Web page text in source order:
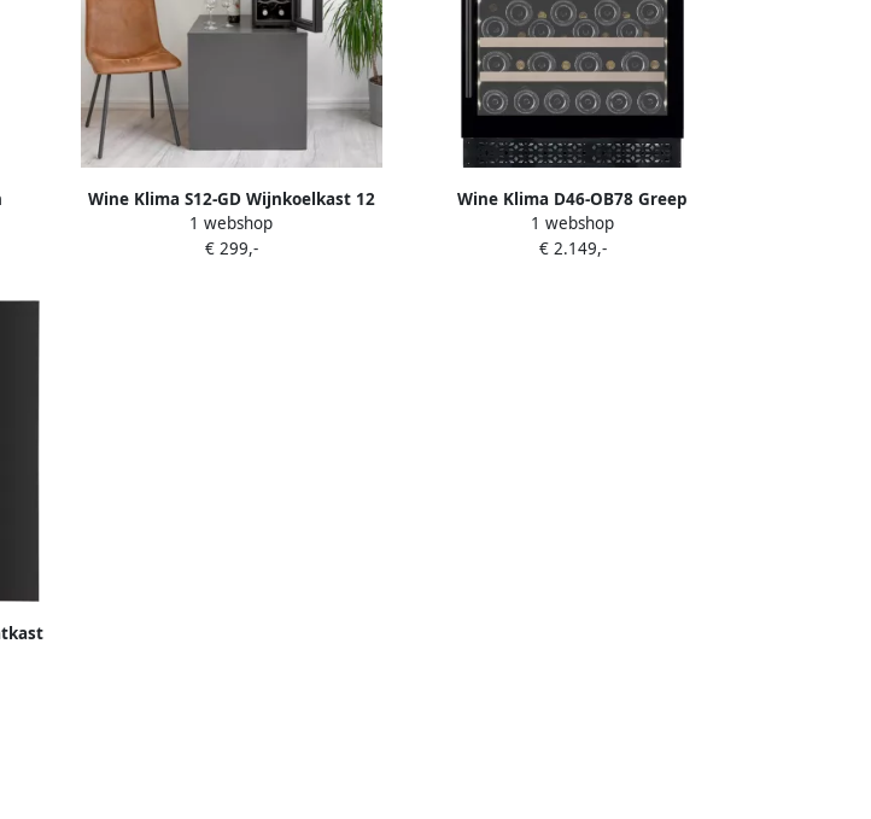
33
Wine Klima S12-GD Wijnkoelkast 12
flessen enkele zone ultra stil
1 webshop
€ 299,-
Wine Klima D46-OB78 Greep
Wijnklimaatkast Onderbouw 2 Zones
46 flessen
1 webshop
€ 2.149,-